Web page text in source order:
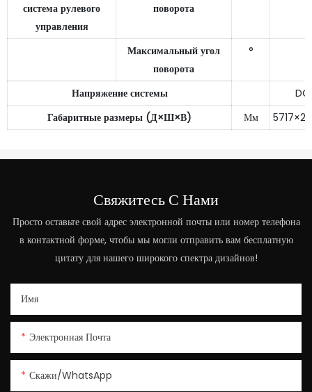
система рулевого
управления
поворота
Максимальный угол
поворота
°
Напряжение системы
Габаритные размеры (Д×Ш×В)
Мм
Свяжитесь С Нами
Просто оставьте свой адрес электронной почты или номер телефона
в контактной форме, чтобы мы могли отправить вам бесплатную
цитату для нашего широкого спектра дизайнов!
Имя
Электронная Почта
Скажи/WhatsApp